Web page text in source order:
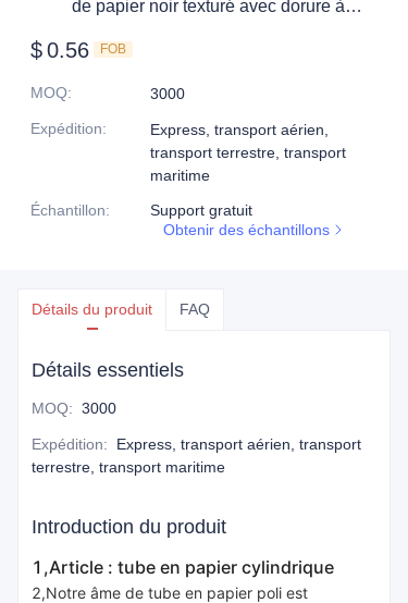
de papier noir texturé avec dorure à
$0.56 FOB
MOQ:
3000
Expédition:
Express, transport aérien,
transport terrestre, transport
maritime
Échantillon:
Support gratuit
Obtenir des échantillons
Détails du produit FAQ
Détails essentiels
MOQ: 3000
Expédition:
Express, transport aérien, transport
terrestre, transport maritime
Introduction du produit
1,Article : tube en papier cylindrique
2,Notre âme de tube en papier poli est